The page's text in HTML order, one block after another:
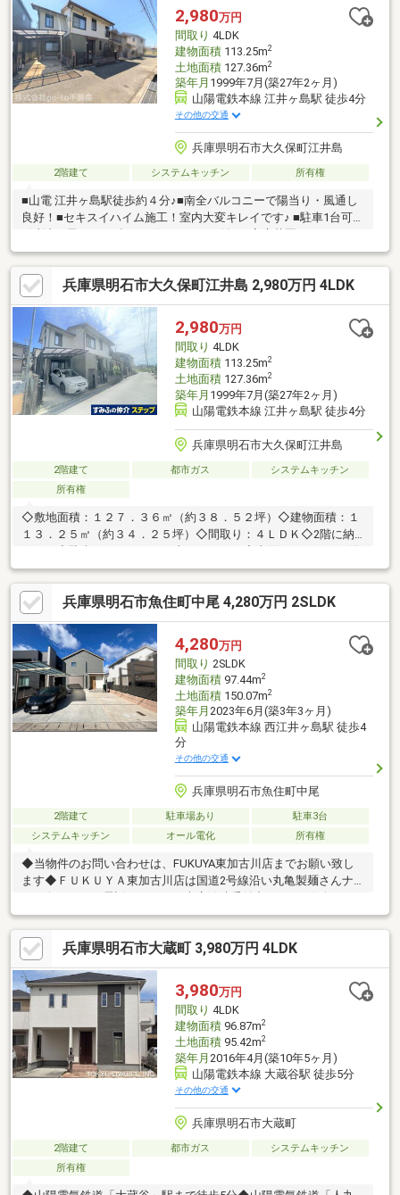
2,980万円
間取り 4LDK
建物面積113.25m2
土地面積127.36m2
築年月 1999年7月(築27年2ヶ月)
山陽電鉄本線 江井ヶ島駅 徒歩4分
その他の交通
兵庫県明石市大久保町江井島
2階建て システムキッチン 所有権
■山電 江井ヶ島駅徒歩約４分♪■南全バルコニーで陽当り・風通し
良好！■セキスイハイム施工！室内大変キレイです♪ ■駐車1台可
庭スペース有♪■1階の雨戸は電動シャッター！■自転車、バイク置
き場スペース有♪【周辺環境】●明石市立江井島幼稚園…718m(徒
歩約9分)●明石市立江井島小学校…728m(徒歩約10分)●明石市立江
井島中学校…1347m(徒歩約17分)●AコープJAファーマーズプチフ
レッシュ・モア江井ヶ島店…1047m(徒歩約14分)●セブンイレブン
明石江井ヶ島駅前店…329m(徒歩約5分)
兵庫県明石市大久保町江井島 2,980万円 4LDK
2,980万円
間取り 4LDK
建物面積113.25m2
土地面積127.36m2
築年月 1999年7月(築27年2ヶ月)
山陽電鉄本線 江井ヶ島駅 徒歩4分
兵庫県明石市大久保町江井島
2階建て 都市ガス
システムキッチン
所有権
◇敷地面積：１２７．３６㎡（約３８．５２坪）◇建物面積：１
１３．２５㎡（約３４．２５坪）◇間取り：４ＬＤＫ◇2階に納
戸あり◇駐車スペースあり（車種による）◇南面バルコニー、陽
当たり良好！◇浴室、追い焚き機能あり◇トイレ（温水洗浄便
座）◇室内大変丁寧に使用されております。
兵庫県明石市魚住町中尾 4,280万円 2SLDK
4,280万円
間取り 2SLDK
建物面積97.44m2
土地面積150.07m2
築年月 2023年6月(築3年3ヶ月)
山陽電鉄本線 西江井ヶ島駅 徒歩4
分
その他の交通
兵庫県明石市魚住町中尾
2階建て 駐車場あり
駐車3台
システムキッチン
オール電化 所有権
◆当物件のお問い合わせは、FUKUYA東加古川店までお願い致し
ます◆ＦＵＫＵＹＡ東加古川店は国道2号線沿い丸亀製麺さんナ
来店お待ちしております。●北西側道路は42条道路に該当してい
ません。●ヴェルハウジング施工●S=納戸●駐車台数は車種によ
る。●家具・調度品は含まれません。【物件の特徴】■山電西江井
ヶ島駅とJR魚住駅の2沿線利用可で各方面へのアクセスも良好■並
列3台駐車可能なゆとりのカースペース■火を使わないＩＨクッキ
ングヒーターで空気もクリーン■環境にもママの手にも優しい食
器洗乾燥機付き
兵庫県明石市大蔵町 3,980万円 4LDK
3,980万円
間取り 4LDK
建物面積96.87m2
土地面積95.42m2
築年月 2016年4月(築10年5ヶ月)
山陽電鉄本線 大蔵谷駅 徒歩5分
その他の交通
兵庫県明石市大蔵町
2階建て 都市ガス
システムキッチン
所有権